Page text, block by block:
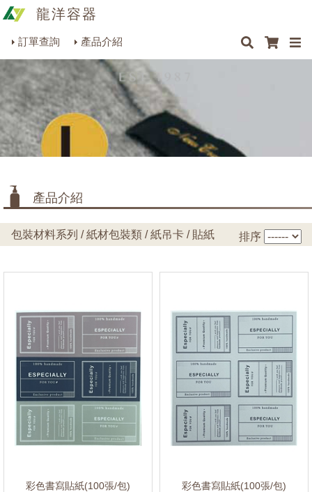
龍洋容器
訂單查詢
產品介紹
商品搜尋
包裝材料系列
烘焙器皿系列
餐飲器具系列
生活雜貨系列
美容用品系列
最新消息 聯絡我們
產品介紹
包裝材料系列 / 紙材包裝類 / 紙吊卡 / 貼紙 排序
彩色書寫貼紙(100張/包) 彩色書寫貼紙(100張/包)
一般吊牌
牛皮.黑卡吊牌
(10)
禮品吊卡
(30)
聖誕.年節吊卡
(1)
項鍊.飾品吊卡
(2)
摺口吊卡、耳環吊卡
(0)
貼紙
禮品貼紙
(27)
標價.折價卡